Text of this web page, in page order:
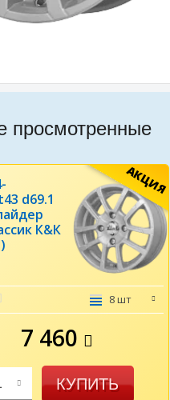
просмотренные
АКЦИЯ
d69.1
К&К
8 шт
7 460
КУПИТЬ